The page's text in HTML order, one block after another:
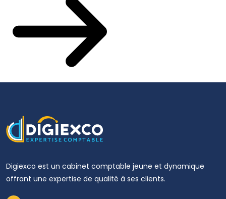
Digiexco est un cabinet comptable jeune et dynamique
offrant une expertise de qualité à ses clients.